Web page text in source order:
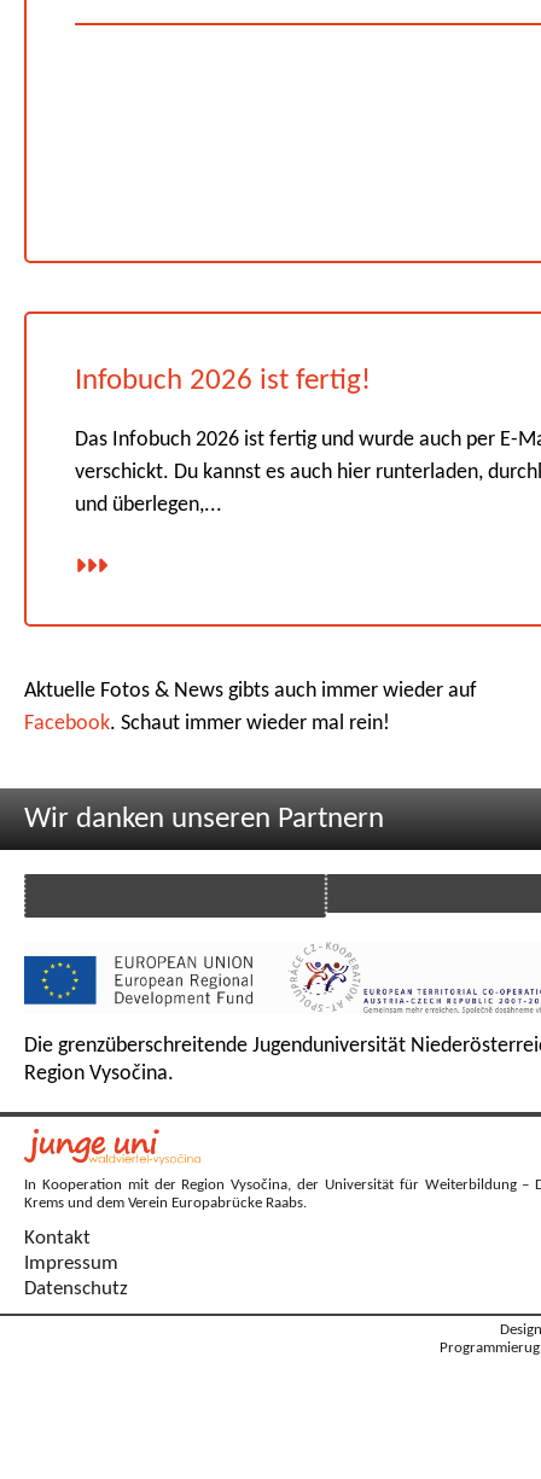
Infobuch 2026 ist fertig!
Das Infobuch 2026 ist fertig und wurde auch per E-
verschickt. Du kannst es auch hier runterladen,
und überlegen,...
Aktuelle Fotos & News gibts auch immer wieder auf
Facebook. Schaut immer wieder mal rein!
Wir danken unseren Partnern
Die grenzüberschreitende Jugenduniversität
Region Vysočina.
In Kooperation mit der Region Vysočina, der Universität für Weiterbildung –
Krems und dem Verein Europabrücke Raabs.
Kontakt
Impressum
Datenschutz